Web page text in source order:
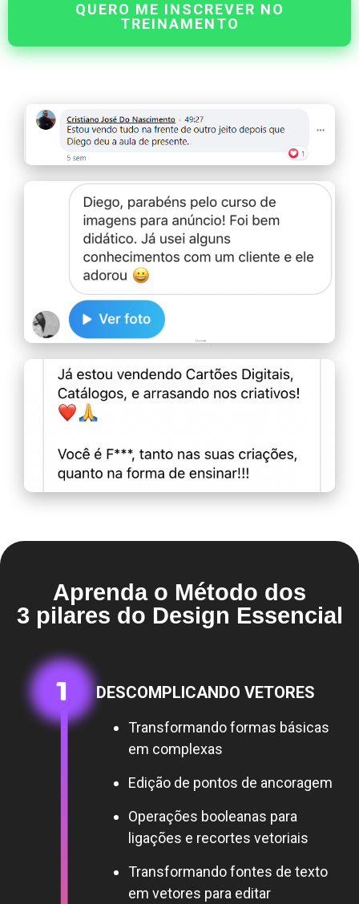
QUERO ME INSCREVER NO
TREINAMENTO
Aprenda o Método dos
3 pilares do Design Essencial
DESCOMPLICANDO VETORES
Transformando formas básicas
em complexas
Edição de pontos de ancoragem
Operações booleanas para
ligações e recortes vetoriais
Transformando fontes de texto
em vetores para editar